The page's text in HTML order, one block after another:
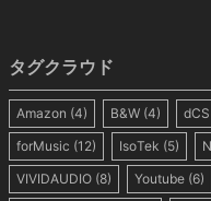
タグクラウド
Amazon (4) B&W (4) dCS
forMusic (12) IsoTek (5)
VIVIDAUDIO (8) Youtube (6)